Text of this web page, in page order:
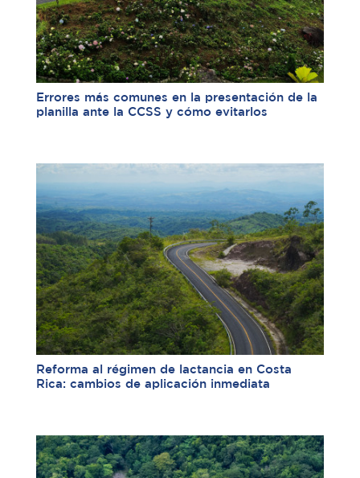
Errores más comunes en la presentación de la
planilla ante la CCSS y cómo evitarlos
Reforma al régimen de lactancia en Costa
Rica: cambios de aplicación inmediata